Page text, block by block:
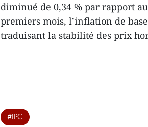
diminué de 0,34 % par rapport
premiers mois, l’inflation de
traduisant la stabilité des prix
#IPC